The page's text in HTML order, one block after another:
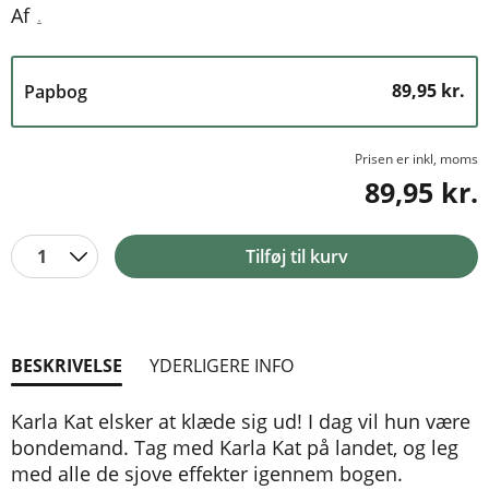
Af .
Papbog 89,95 kr.
Prisen er inkl, moms
89,95 kr.
1 Tilføj til kurv
BESKRIVELSE YDERLIGERE INFO
Karla Kat elsker at klæde sig ud! I dag vil hun være
bondemand. Tag med Karla Kat på landet, og leg
med alle de sjove effekter igennem bogen.